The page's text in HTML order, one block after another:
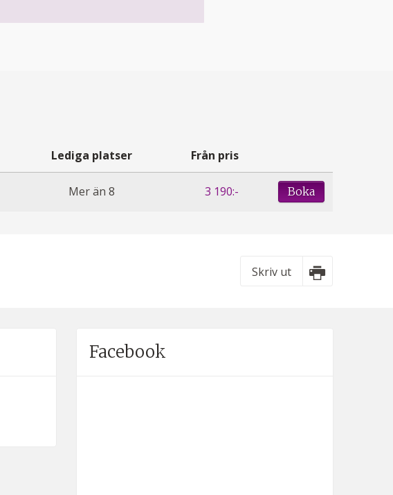
Lediga platser Från pris
Mer än 8 3 190:- Boka
Skriv ut
Facebook